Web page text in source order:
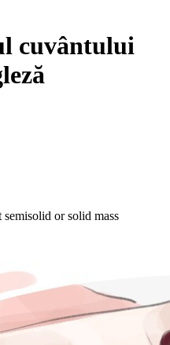
cuvântului
or solid mass